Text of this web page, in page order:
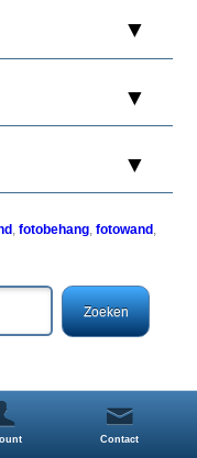
,fotobehang,fotowand ,
Contact